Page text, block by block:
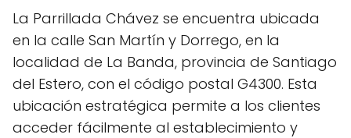
La Parrillada Chávez se encuentra ubicada
en la calle San Martín y Dorrego, en la
localidad de La Banda, provincia de Santiago
del Estero, con el código postal G4300. Esta
ubicación estratégica permite a los clientes
acceder fácilmente al establecimiento y